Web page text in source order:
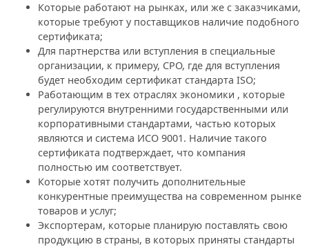
Которые работают на рынках, или же с заказчиками,
которые требуют у поставщиков наличие подобного
сертификата;
Для партнерства или вступления в специальные
организации, к примеру, СРО, где для вступления
будет необходим сертификат стандарта ISO;
Работающим в тех отраслях экономики , которые
регулируются внутренними государственными или
корпоративными стандартами, частью которых
являются и система ИСО 9001. Наличие такого
сертификата подтверждает, что компания
полностью им соответствует.
Которые хотят получить дополнительные
конкурентные преимущества на современном рынке
товаров и услуг;
Экспортерам, которые планирую поставлять свою
продукцию в страны, в которых приняты стандарты